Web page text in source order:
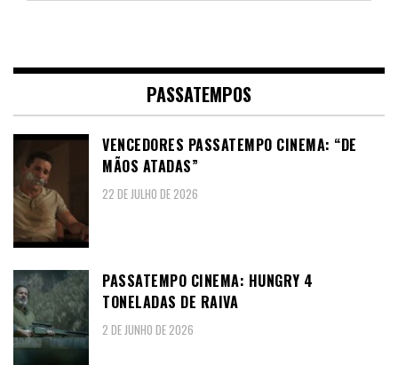
PASSATEMPOS
VENCEDORES PASSATEMPO CINEMA: “DE
MÃOS ATADAS”
22 DE JULHO DE 2026
PASSATEMPO CINEMA: HUNGRY 4
TONELADAS DE RAIVA
2 DE JUNHO DE 2026